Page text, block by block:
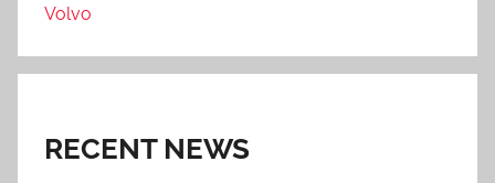
Volvo
RECENT NEWS